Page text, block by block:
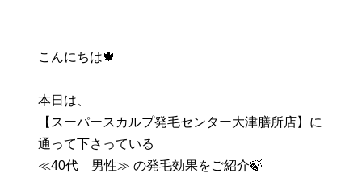
こんにちは🍁
本日は、
【スーパースカルプ発毛センター大津膳所店】に
通って下さっている
≪40代 男性≫ の発毛効果をご紹介🍃